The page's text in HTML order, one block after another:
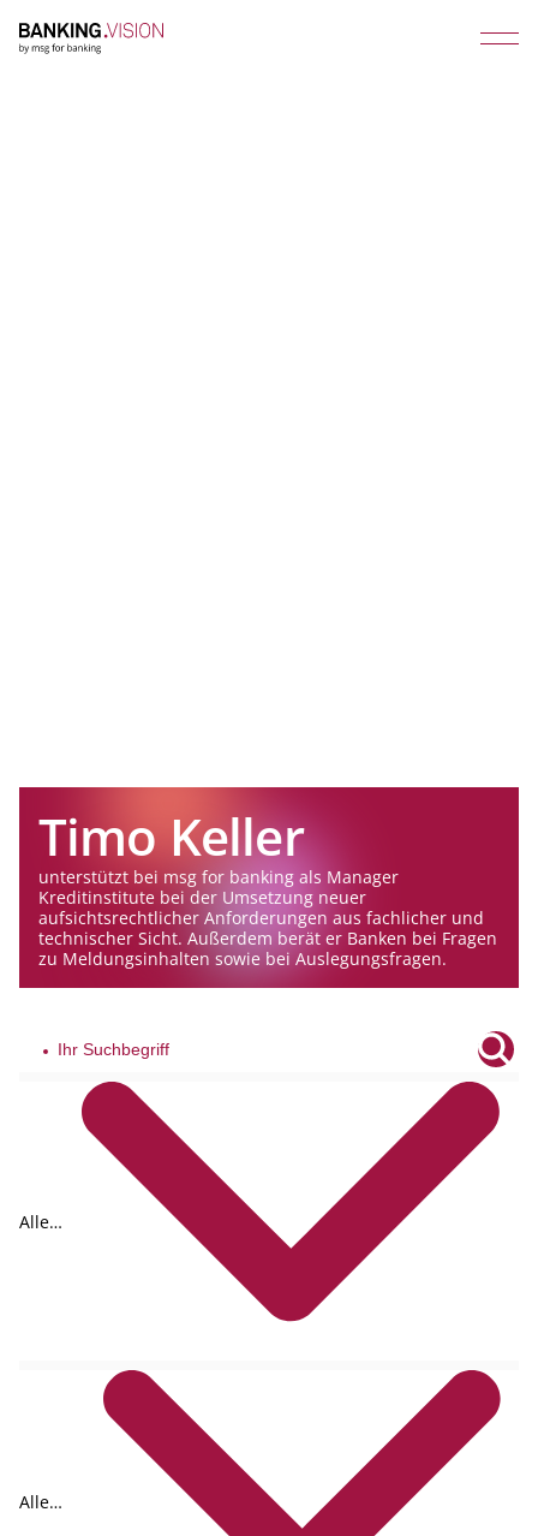
Timo Keller
unterstützt bei msg for banking als Manager
Kreditinstitute bei der Umsetzung neuer
aufsichtsrechtlicher Anforderungen aus fachlicher und
technischer Sicht. Außerdem berät er Banken bei Fragen
zu Meldungsinhalten sowie bei Auslegungsfragen.
Alle
Alle